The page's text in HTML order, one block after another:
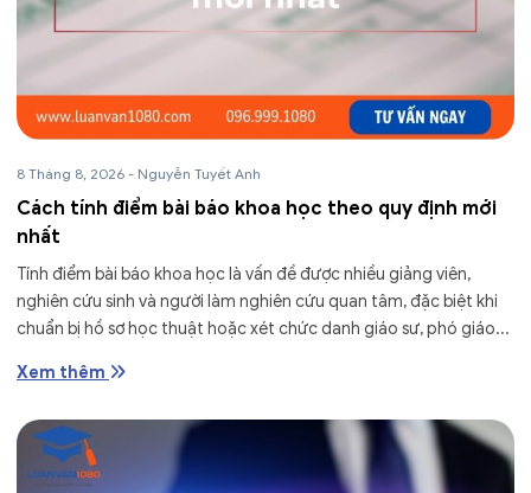
8 Tháng 8, 2026 - Nguyễn Tuyết Anh
Cách tính điểm bài báo khoa học theo quy định mới
nhất
Tính điểm bài báo khoa học là vấn đề được nhiều giảng viên,
nghiên cứu sinh và người làm nghiên cứu quan tâm, đặc biệt khi
chuẩn bị hồ sơ học thuật hoặc xét chức danh giáo sư, phó giáo...
Xem thêm